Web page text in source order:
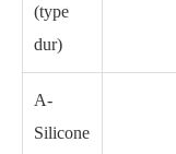
(type
dur)
A-
Silicone